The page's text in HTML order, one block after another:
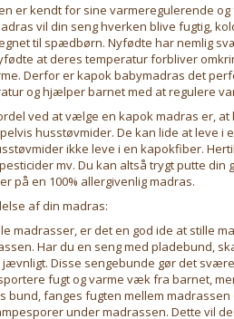
er kendt for sine varmeregulerende
vil din seng hverken blive fugtig,
til spædbørn. Nyfødte har nemlig
at deres temperatur forbliver
Derfor er kapok babymadras det
og hjælper barnet med at regulere
ved at vælge en kapok madras er,
husstøvmider. De kan lide at leve
ikke leve i en kapokfiber.
mv. Du kan altså trygt putte
på en 100% allergivenlig madras.
af din madras:
madrasser, er det en god ide at stille
Har du en seng med pladebund,
Disse sengebunde gør det
fugt og varme væk fra barnet,
bund, fanges fugten mellem
under madrassen. Dette vil